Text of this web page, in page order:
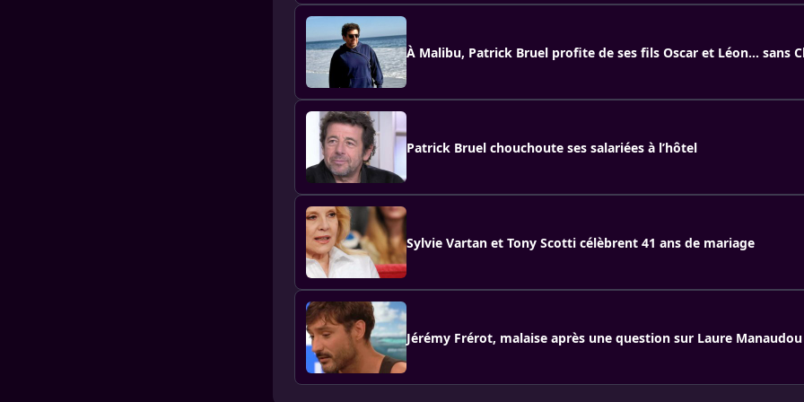
À Malibu, Patrick Bruel profite de ses fils Oscar et Léon... sans
Patrick Bruel chouchoute ses salariées à l’hôtel
Sylvie Vartan et Tony Scotti célèbrent 41 ans de mariage
Jérémy Frérot, malaise après une question sur Laure Manaudou